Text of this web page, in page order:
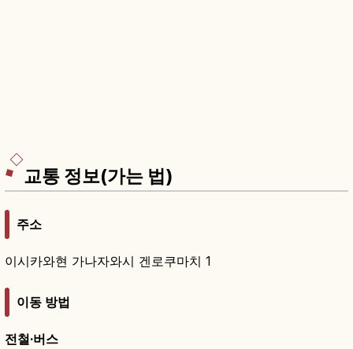
교통 정보(가는 법)
주소
이시카와현 가나자와시 겐로쿠마치 1
이동 방법
전철·버스